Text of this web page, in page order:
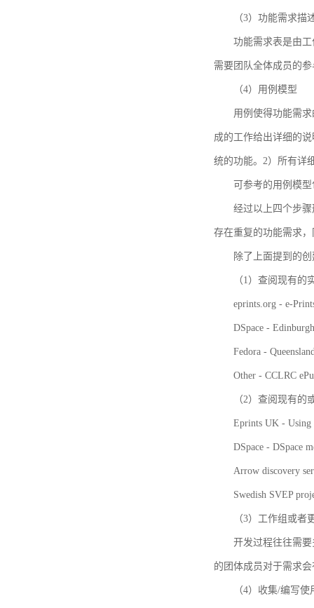
（3）功能需求描
功能需求表是由
需要团队全体成员的
（4）用例模型
用例使得功能需
成的工作给出详细的
统的功能。2）所有详
可参考的用例模
经过以上四个步
存在重复的功能需求
除了上面提到的
（1）查阅现有的
eprints.org - e-
DSpace -
Fedora -
Other - CCLRC
（2）查阅现有
Eprints UK - Using
DSpace - DSpace
Arrow discovery
Swedish SVEP
（3）工作组或者
开发过程往往需
的团体成员对于需求
（4）收集/编写